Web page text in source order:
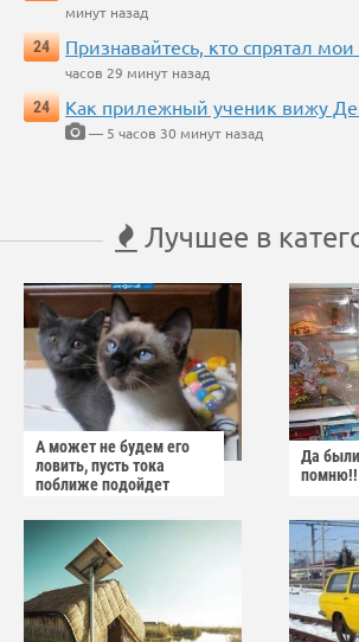
минут назад
24
Признавайтесь, кто спрятал мои
часов 29 минут назад
24
Как прилежный ученик вижу
— 5 часов 30 минут назад
Лучшее в
А может не будем его
ловить, пусть тока
поближе подойдет
Да
помню!!